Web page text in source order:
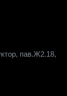
пав.Ж2.18,